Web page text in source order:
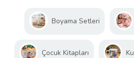
Boyama Setleri
Çocuk Kitapları